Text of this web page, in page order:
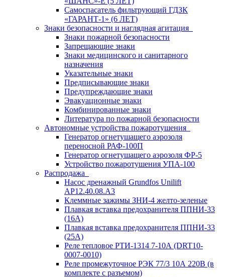
Самоспасатель фильтрующий ГДЗК
«ГАРАНТ-1» (6 ЛЕТ)
Знаки безопасности и наглядная агитация
Знаки пожарной безопасности
Запрещающие знаки
Знаки медицинского и санитарного
назначения
Указательные знаки
Предписывающие знаки
Предупреждающие знаки
Эвакуационные знаки
Комбинированные знаки
Литература по пожарной безопасности
Автономные устройства пожаротушения
Генератор огнетушащего аэрозоля
переносной РАФ-100П
Генератор огнетушащего аэрозоля ФР-5
Устройство пожаротушения УПА-100
Распродажа
Насос дренажный Grundfos Unilift
АP12.40.08.A3
Клеммные зажимы ЗНИ-4 желто-зеленые
Плавкая вставка предохранителя ППНИ-33
(16А)
Плавкая вставка предохранителя ППНИ-33
(25А)
Реле тепловое РТИ-1314 7-10А (DRT10-
0007-0010)
Реле промежуточное РЭК 77/3 10А 220В (в
комплекте с разъемом)